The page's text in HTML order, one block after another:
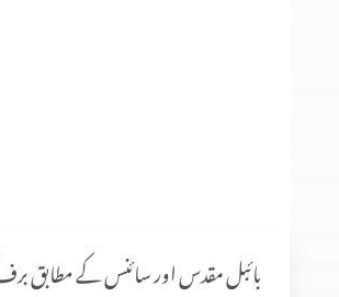
بائبل مقدس اور سائنس کے مطابق